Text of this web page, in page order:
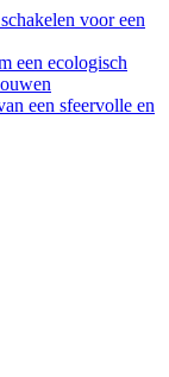
voor een
een ecologisch
een sfeervolle en